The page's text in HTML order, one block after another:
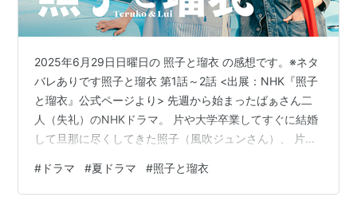
2025年6月29日日曜日の 照子と瑠衣 の感想です。※ネタ
バレありです照子と瑠衣 第1話～2話 <出展：NHK『照子
と瑠衣』公式ページより> 先週から始まったばぁさん二
人（失礼）のNHKドラマ。 片や大学卒業してすぐに結婚
して旦那に尽くしてきた照子（風吹ジュンさん）、 片や
衣（夏木マリさん）。 二人は、中学1年からの友達で、瑠
# ドラマ #夏ドラマ #照子と瑠衣